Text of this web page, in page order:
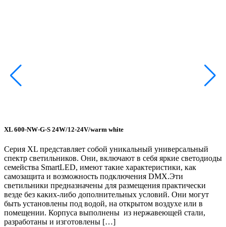
XL 600-NW-G-S 24W/12-24V/warm white
Серия XL представляет собой уникальный универсальный
спектр светильников. Они, включают в себя яркие светодиоды
семейства SmartLED, имеют такие характеристики, как
самозащита и возможность подключения DMX.Эти
светильники предназначены для размещения практически
везде без каких-либо дополнительных условий. Они могут
быть установлены под водой, на открытом воздухе или в
помещении. Корпуса выполнены из нержавеющей стали,
разработаны и изготовлены […]